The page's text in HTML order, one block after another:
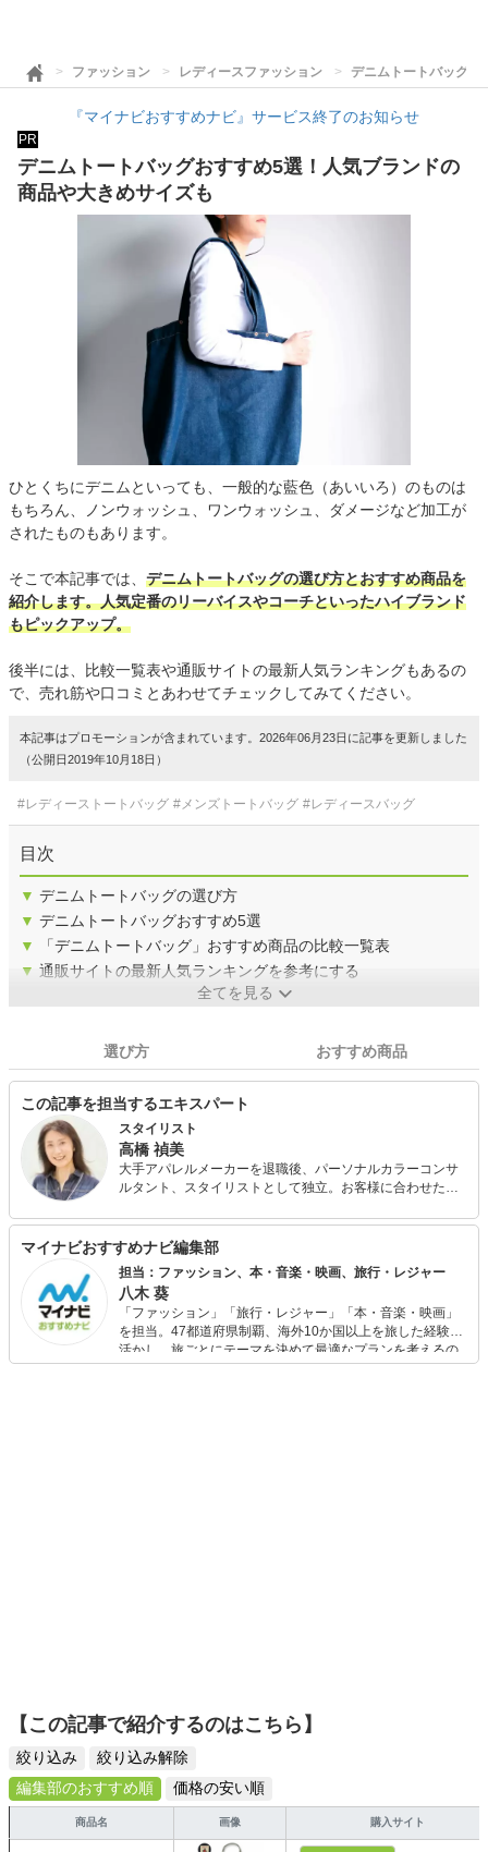
ファッション レディースファッション デニムトートバッグお
『マイナビおすすめナビ』サービス終了のお知らせ
PR
デニムトートバッグおすすめ5選！人気ブランドの
商品や大きめサイズも
ひとくちにデニムといっても、一般的な藍色（あいいろ）のものは
もちろん、ノンウォッシュ、ワンウォッシュ、ダメージなど加工が
されたものもあります。
そこで本記事では、 デニムトートバッグの選び方とおすすめ商品を
紹介します。人気定番のリーバイスやコーチといったハイブランド
もピックアップ。
後半には、比較一覧表や通販サイトの最新人気ランキングもあるの
で、売れ筋や口コミとあわせてチェックしてみてください。
本記事はプロモーションが含まれています。2026年06月23日に記事を更新しました
（公開日2019年10月18日）
#レディーストートバッグ #メンズトートバッグ #レディースバッグ
目次
▼ デニムトートバッグの選び方
▼ デニムトートバッグおすすめ5選
▼
「デニムトートバッグ」おすすめ商品の比較一覧表
▼ 通販サイトの最新人気ランキングを参考にする
全てを見る
選び方 おすすめ商品
この記事を担当するエキスパート
スタイリスト
高橋 禎美
大手アパレルメーカーを退職後、パーソナルカラーコンサ
ルタント、スタイリストとして独立。お客様に合わせたバ
くアドバイス。パーソナルカラー診断も会社員時代から仕
事の中で関わっており実績と定評がある。 また、FPとして
も活動しており、個人FP相談や投資初心者の女性に向けた
「はじめての投資セミナー」を開催中。お金とファッショ
ンに興味のある女性に支持されている。
マイナビおすすめナビ編集部
担当：ファッション、本・音楽・映画、旅行・レジャー
八木 葵
「ファッション」「旅行・レジャー」「本・音楽・映画」
を担当。47都道府県制覇、海外10か国以上を旅した経験を
活かし、旅ごとにテーマを決めて最適なプランを考えるの
が得意。また、アパレルショップでの販売経験もあり。誰
【この記事で紹介するのはこちら】
絞り込み
絞り込み解除
編集部のおすすめ順
価格の安い順
商品名 画像 購入サイト